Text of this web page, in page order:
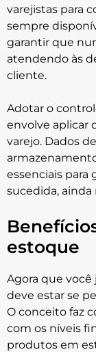
varejistas para
sempre
garantir que
atendendo às
cliente.
Adotar o
envolve aplicar
varejo. Dados
essenciais para
sucedida,
estoque
Agora que você
deve estar se
O conceito faz
com os níveis
produtos em